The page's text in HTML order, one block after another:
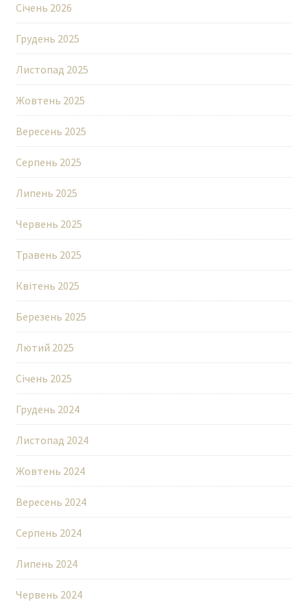
Січень 2026
Грудень 2025
Листопад 2025
Жовтень 2025
Вересень 2025
Серпень 2025
Липень 2025
Червень 2025
Травень 2025
Квітень 2025
Березень 2025
Лютий 2025
Січень 2025
Грудень 2024
Листопад 2024
Жовтень 2024
Вересень 2024
Серпень 2024
Липень 2024
Червень 2024